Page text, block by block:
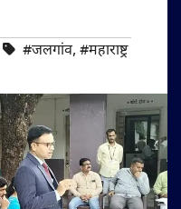
#जलगांव, #महाराष्ट्र